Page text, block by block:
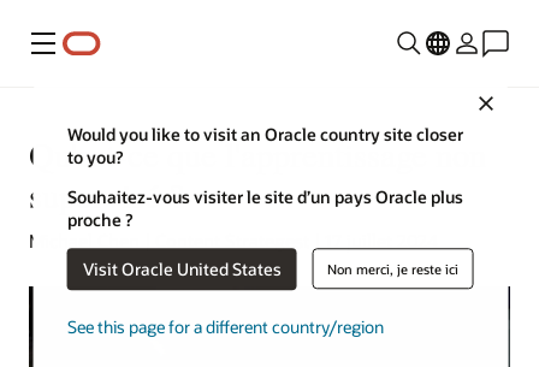
Menu
Would you like to visit an Oracle country site closer
to you?
Souhaitez-vous visiter le site d’un pays Oracle plus
proche ?
Visit Oracle United States Non merci, je reste ici
See this page for a different country/region
Qu'est-ce que l'apprentissage non
supervisé ?
Michael Chen | Content Strategest | 17 juillet 2024